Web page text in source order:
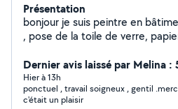
Présentation
bonjour je suis peintre en
, pose de la toile de verre,
cordialement.
Dernier avis laissé par Melina :
Hier à 13h
ponctuel , travail soigneux , gentil
c'était un plaisir